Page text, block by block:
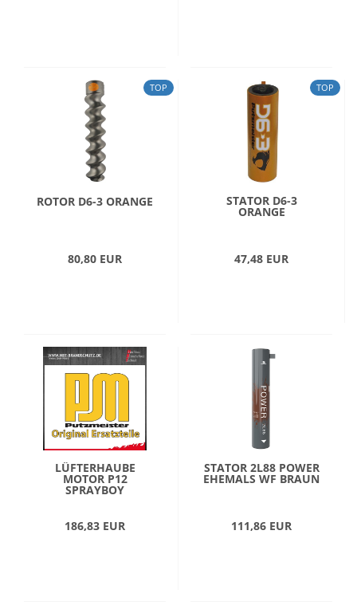
TOP
ROTOR D6-3 ORANGE
80,80 EUR
TOP
STATOR D6-3
ORANGE
47,48 EUR
LÜFTERHAUBE
MOTOR P12
SPRAYBOY
186,83 EUR
STATOR 2L88 POWER
EHEMALS WF BRAUN
111,86 EUR